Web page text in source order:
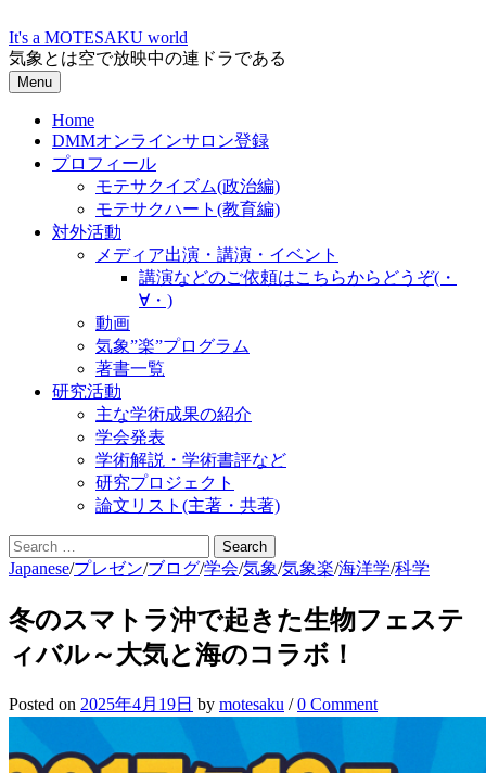
to
content
It's a MOTESAKU world
気象とは空で放映中の連ドラである
Menu
Home
DMMオンラインサロン登録
プロフィール
モテサクイズム(政治編)
モテサクハート(教育編)
対外活動
メディア出演・講演・イベント
講演などのご依頼はこちらからどうぞ(・
∀・)
動画
気象”楽”プログラム
著書一覧
研究活動
主な学術成果の紹介
学会発表
学術解説・学術書評など
研究プロジェクト
論文リスト(主著・共著)
Search
for:
Japanese/プレゼン/ブログ/学会/気象/気象楽/海洋学/科学
冬のスマトラ沖で起きた生物フェステ
ィバル～大気と海のコラボ！
Posted on 2025年4月19日 by motesaku /0 Comment